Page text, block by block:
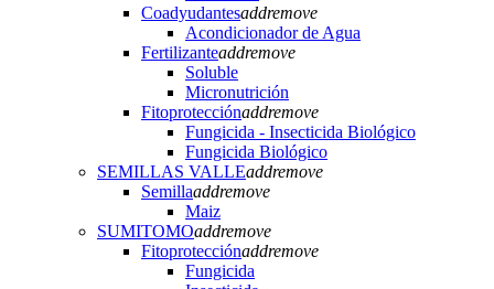
Coadyudantesaddremove
Acondicionador de Agua
Fertilizanteaddremove
Soluble
Micronutrición
Fitoprotecciónaddremove
Fungicida - Insecticida Biológico
Fungicida Biológico
SEMILLAS VALLEaddremove
Semillaaddremove
Maiz
SUMITOMOaddremove
Fitoprotecciónaddremove
Fungicida